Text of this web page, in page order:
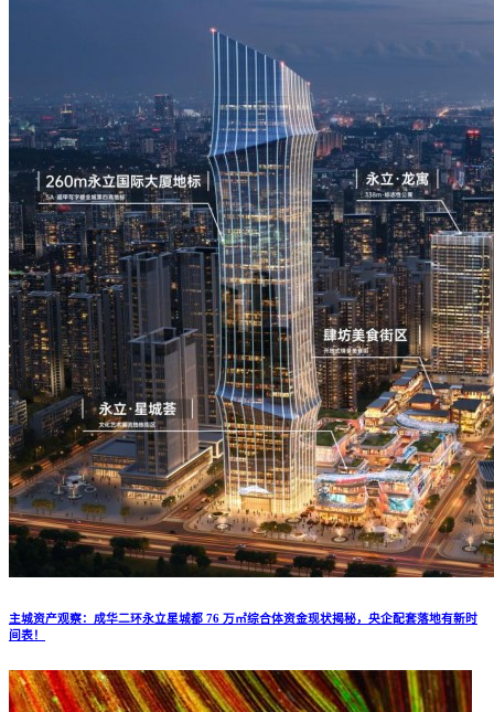
主城资产观察：成华二环永立星城都 76 万㎡综合体资金现状揭秘，央企配套落地有新时
间表！